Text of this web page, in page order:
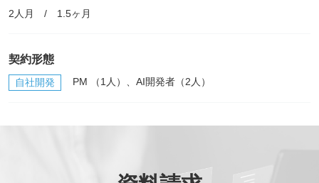
2人月 / 1.5ヶ月
契約形態
自社開発 PM （1人）、AI開発者（2人）